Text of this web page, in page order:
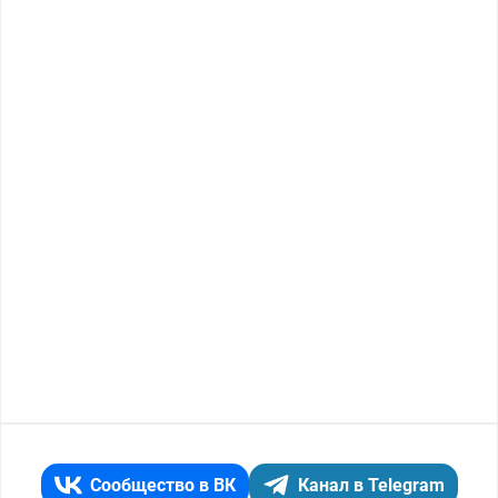
Сообщество в ВК Канал в Telegram